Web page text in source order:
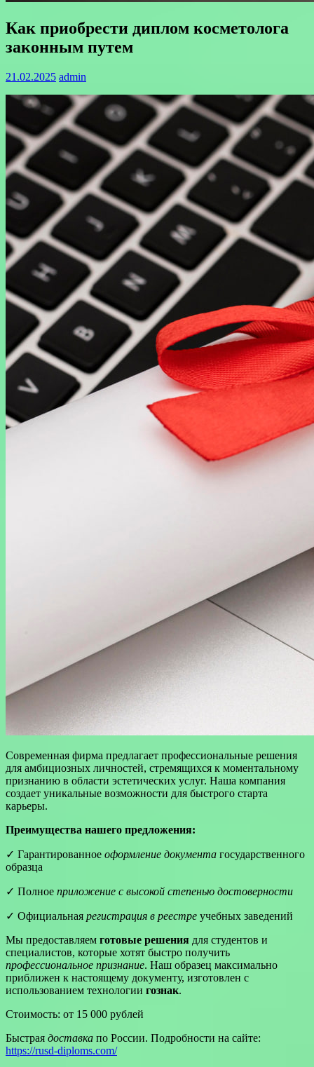
Как приобрести диплом косметолога
законным путем
21.02.2025 admin
Современная фирма предлагает профессиональные решения
для амбициозных личностей, стремящихся к моментальному
признанию в области эстетических услуг. Наша компания
создает уникальные возможности для быстрого старта
карьеры.
Преимущества нашего предложения:
✓ Гарантированное оформление документа государственного
образца
✓ Полное приложение с высокой степенью достоверности
✓ Официальная регистрация в реестре учебных заведений
Мы предоставляем готовые решения для студентов и
специалистов, которые хотят быстро получить
профессиональное признание. Наш образец максимально
приближен к настоящему документу, изготовлен с
использованием технологии гознак.
Стоимость: от 15 000 рублей
Быстрая доставка по России. Подробности на сайте:
https://rusd-diploms.com/